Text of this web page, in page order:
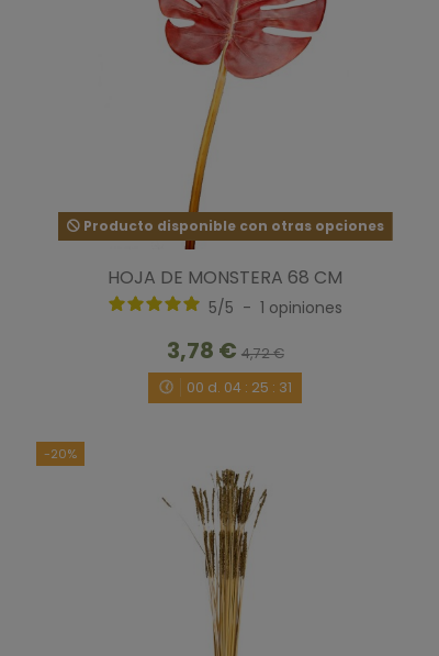
Producto disponible con otras opciones
HOJA DE MONSTERA 68 CM
5/5 - 1 opiniones
3,78 € 4,72 €
00d. 04: 25: 30
-20%